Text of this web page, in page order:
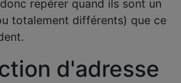
repérer quand ils sont un
totalement différents) que ce
d'adresse